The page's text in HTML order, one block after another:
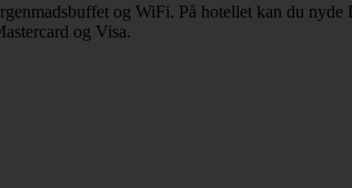
og WiFi. På hotellet kan du
og Visa.